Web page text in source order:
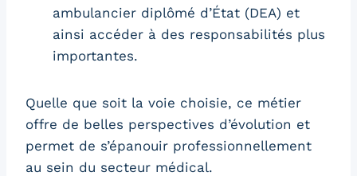
ambulancier diplômé d’État (DEA) et
ainsi accéder à des responsabilités plus
importantes.
Quelle que soit la voie choisie, ce métier
offre de belles perspectives d’évolution et
permet de s’épanouir professionnellement
au sein du secteur médical.